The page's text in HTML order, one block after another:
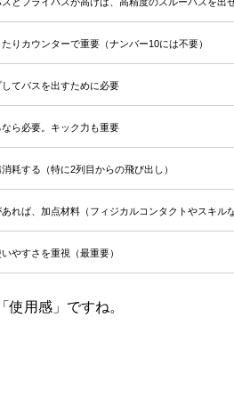
りカウンターで重要（ナンバー10には不要）
てパスを出すために必要
ら必要。キック力も重要
耗する（特に2列目からの飛び出し）
れば、加点材料（フィジカルコンタクトやスキルな
やすさを重視（最重要）
用感」ですね。